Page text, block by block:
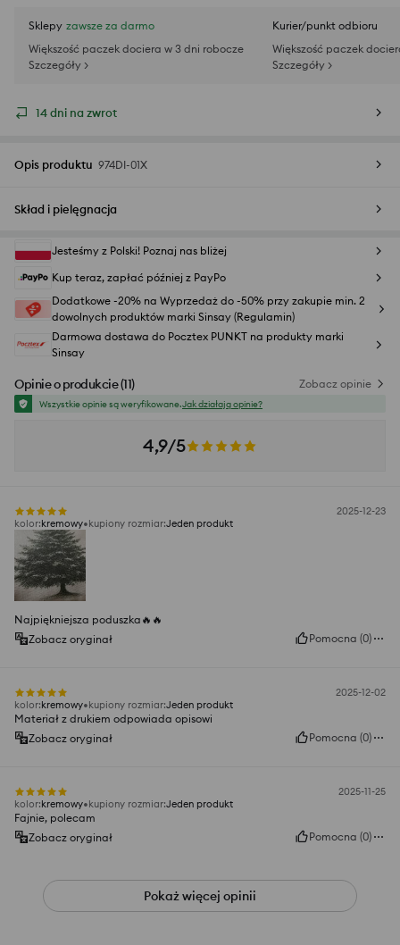
Sklepy zawsze za darmo
Większość paczek dociera w 3 dni robocze
Szczegóły >
Kurier/punkt odbioru
Większość paczek
Szczegóły >
14 dni na zwrot
Opis produktu 974DI-01X
Skład i pielęgnacja
Jesteśmy z Polski! Poznaj nas bliżej
Kup teraz, zapłać później z PayPo
Dodatkowe -20% na Wyprzedaż do -50% przy zakupie min. 2
dowolnych produktów marki Sinsay (Regulamin)
Darmowa dostawa do Pocztex PUNKT na produkty marki
Sinsay
Opinie o produkcie(11) Zobacz opinie
Wszystkie opinie są weryfikowane.Jak działają opinie?
4,9/5
2025-12-23
kolor:kremowy kupiony rozmiar:Jeden produkt
Najpiękniejsza poduszka🔥🔥
Zobacz oryginał
Pomocna (0)
2025-12-02
kolor:kremowy kupiony rozmiar:Jeden produkt
Materiał z drukiem odpowiada opisowi
Zobacz oryginał
Pomocna (0)
2025-11-25
kolor:kremowy kupiony rozmiar:Jeden produkt
Fajnie, polecam
Zobacz oryginał
Pomocna (0)
Pokaż więcej opinii